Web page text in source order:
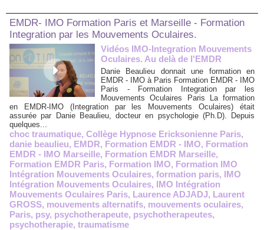
EMDR- IMO Formation Paris et Marseille - Formation
Integration par les Mouvements Oculaires.
Vidéos IMO-Integration Mouvements
Oculaires. Au delà de l'EMDR
Danie Beaulieu donnait une formation en
EMDR - IMO à Paris Formation EMDR - IMO
Paris - Formation Integration par les
Mouvements Oculaires Paris La formation
en EMDR-IMO (Integration par les Mouvements Oculaires) était
assurée par Danie Beaulieu, docteur en psychologie (Ph.D). Depuis
quelques...
choc traumatique, Collège Hypnose Ericksonienne Paris,
danie beaulieu, EMDR, Formation EMDR - IMO, Formation
EMDR - IMO Marseille, Formation EMDR Marseille,
Formation EMDR Paris, Formation IMO, Formation IMO
Intégration Mouvements Oculaires, formation paris, IMO
Intégration Mouvements Oculaires, IMO Intégration
Mouvements Oculaires Paris, Laurence ADJADJ, Laurent
GROSS, mouvements alternatifs, mouvements oculaires,
Paris, psy, psychotherapeute, psychotherapeutes,
psychotherapie, traumatisme